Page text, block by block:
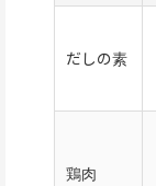
だしの素
鶏肉